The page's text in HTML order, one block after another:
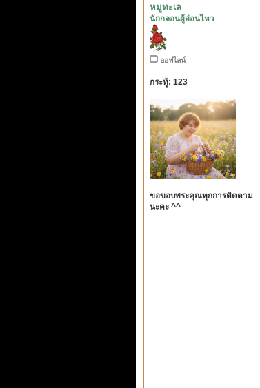
หมูทะเล
นักกลอนผู้อ่อนไหว
ออฟไลน์
กระทู้: 123
ขอขอบพระคุณทุกการติดตาม
นะคะ ^^